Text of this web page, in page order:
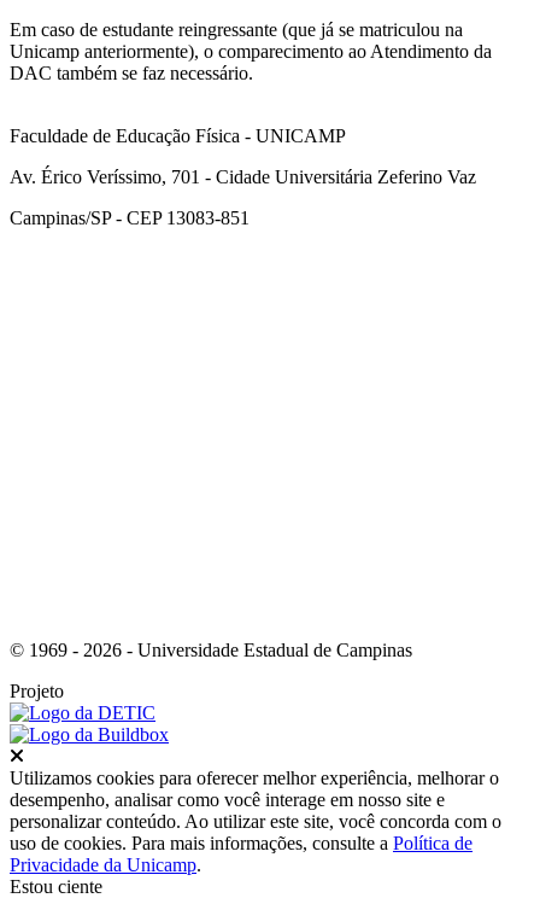
Em caso de estudante reingressante (que já se matriculou na
Unicamp anteriormente), o comparecimento ao Atendimento da
DAC também se faz necessário.
Faculdade de Educação Física - UNICAMP
Av. Érico Veríssimo, 701 - Cidade Universitária Zeferino Vaz
Campinas/SP - CEP 13083-851
© 1969 - 2026 - Universidade Estadual de Campinas
Projeto
Utilizamos cookies para oferecer melhor experiência, melhorar o
desempenho, analisar como você interage em nosso site e
personalizar conteúdo. Ao utilizar este site, você concorda com o
uso de cookies. Para mais informações, consulte a Política de
Privacidade da Unicamp.
Estou ciente